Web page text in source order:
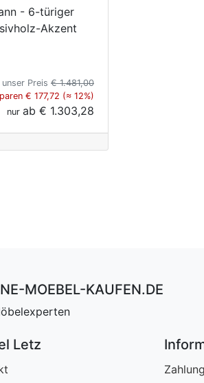
- 6-türiger
Akzent
unser Preis € 1.481,00
€ 177,72 (≈ 12%)
nur ab € 1.303,28
MOEBEL-KAUFEN.DE
Letz